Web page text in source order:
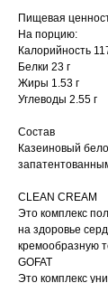
Пищевая
На порцию:
Калорийность
Белки 23 г
Жиры 1.53 г
Углеводы 2.55 г
Состав
Казеиновый
CLEAN CREAM
Это комплекс
на здоровье
кремообразную
GOFAT
Это комплекс